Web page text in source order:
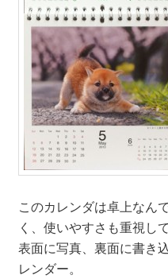
このカレンダは卓上なん
く、使いやすさも重視して
表面に写真、裏面に書き
レンダー。